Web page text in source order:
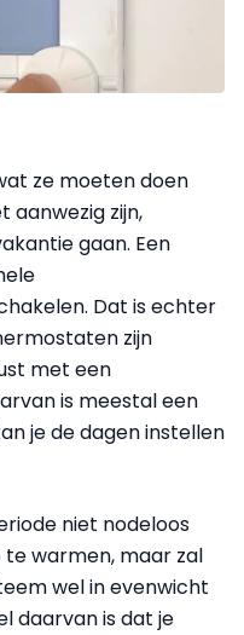
ze moeten doen
aanwezig zijn,
gaan. Een
Dat is echter
zijn
met een
is meestal een
je de dagen instellen
niet nodeloos
warmen, maar zal
wel in evenwicht
daarvan is dat je